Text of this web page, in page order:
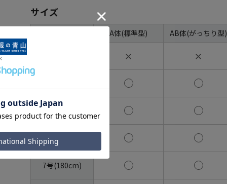
サイズ
A体(標準型) AB体(がっちり型)
✕ ✕
5号(170cm)
6号(175cm)
7号(180cm)